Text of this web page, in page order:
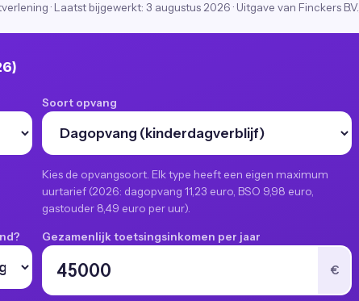
· Laatst bijgewerkt: 3 augustus 2026 · Uitgave van Finckers B.V.,
Soort opvang
Kies de opvangsoort. Elk type heeft een eigen maximum
uurtarief (2026: dagopvang 11,23 euro, BSO 9,98 euro,
gastouder 8,49 euro per uur).
Gezamenlijk toetsingsinkomen per jaar
€